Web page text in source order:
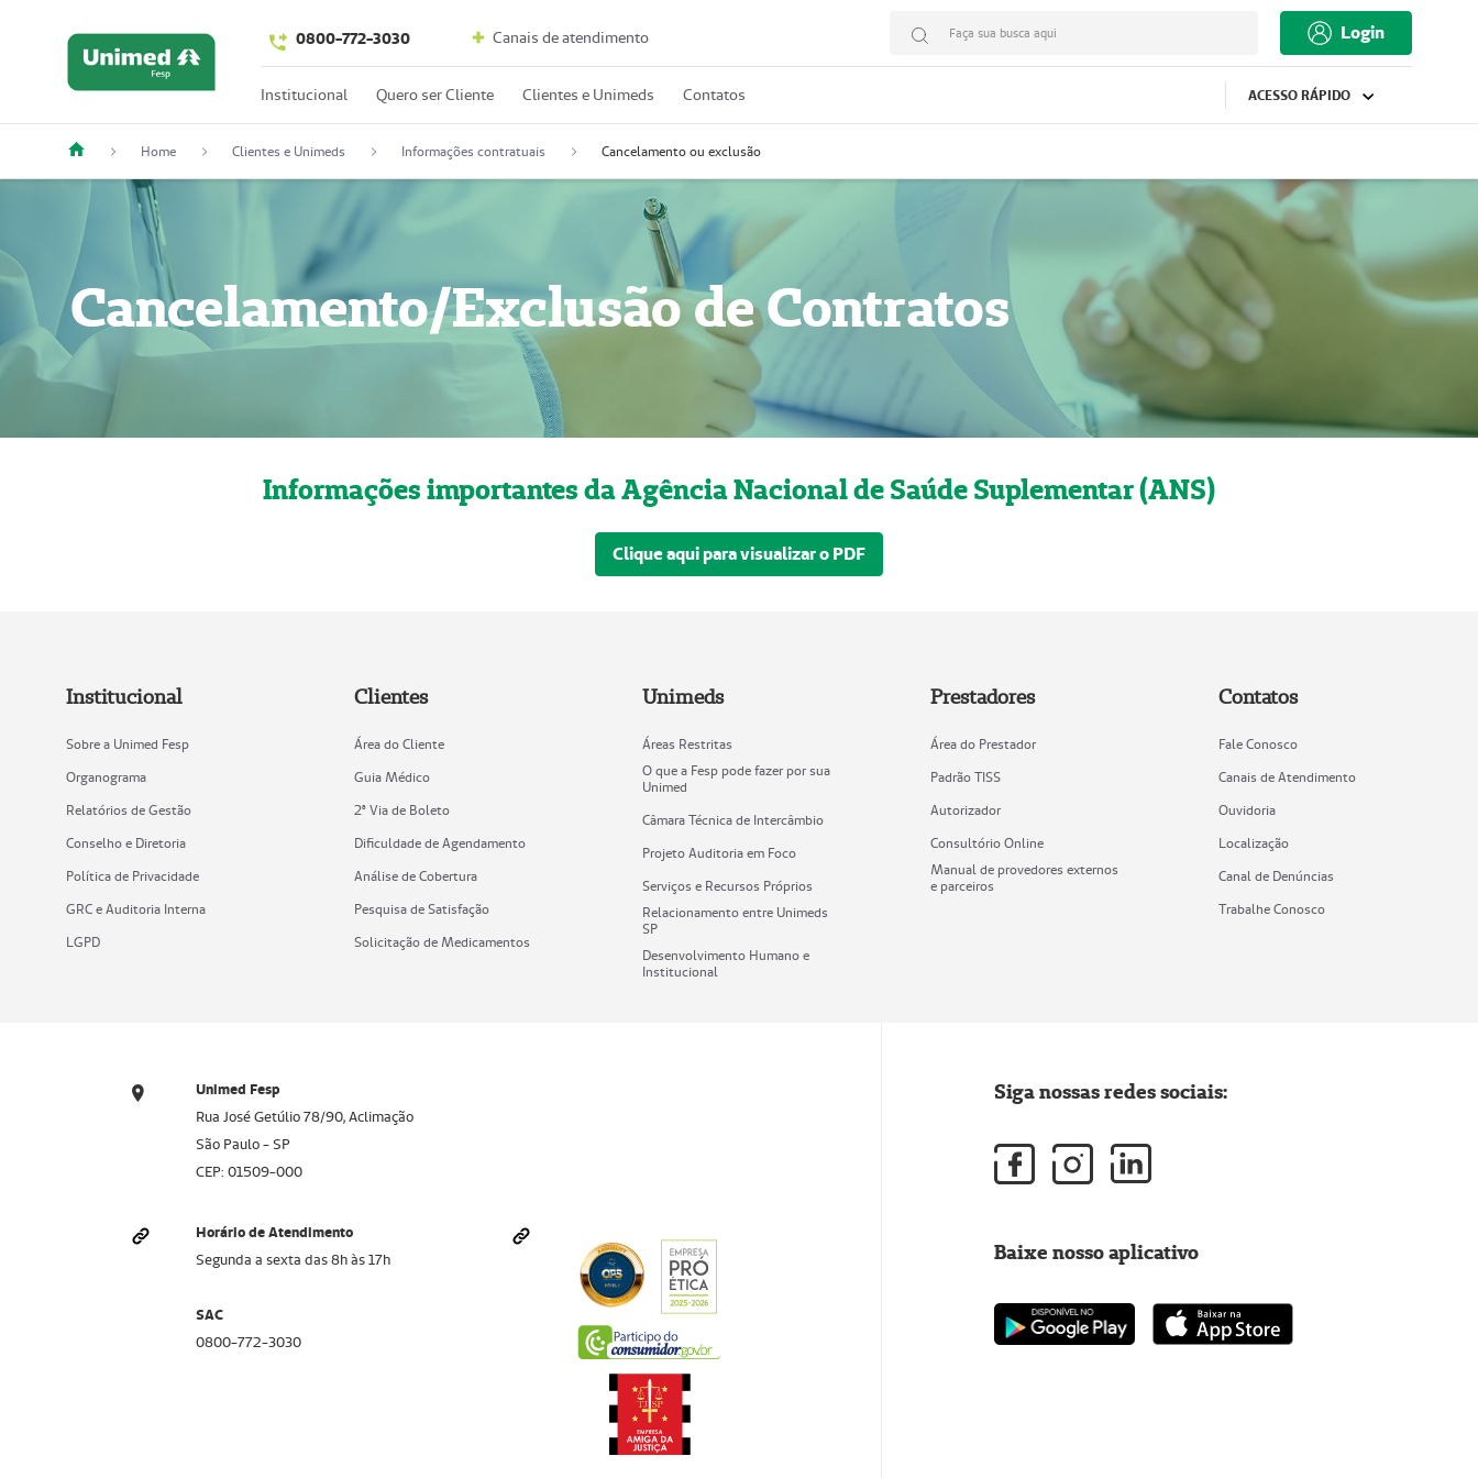
0800-772-3030 Canais de atendimento Faça sua busca aqui Login
Institucional Quero ser Cliente Clientes e Unimeds Contatos ACESSO RÁPIDO
Home Clientes e Unimeds Informações contratuais Cancelamento ou exclusão
Cancelamento/Exclusão de Contratos
Informações importantes da Agência Nacional de Saúde Suplementar (ANS)
Clique aqui para visualizar o PDF
Institucional
Sobre a Unimed Fesp
Organograma
Relatórios de Gestão
Conselho e Diretoria
Política de Privacidade
GRC e Auditoria Interna
LGPD
Clientes
Área do Cliente
Guia Médico
2ª Via de Boleto
Dificuldade de Agendamento
Análise de Cobertura
Pesquisa de Satisfação
Solicitação de Medicamentos
Unimeds
Áreas Restritas
O que a Fesp pode fazer por sua
Unimed
Câmara Técnica de Intercâmbio
Projeto Auditoria em Foco
Serviços e Recursos Próprios
Relacionamento entre Unimeds
SP
Desenvolvimento Humano e
Institucional
Prestadores
Área do Prestador
Padrão TISS
Autorizador
Consultório Online
Manual de provedores externos
e parceiros
Contatos
Fale Conosco
Canais de Atendimento
Ouvidoria
Localização
Canal de Denúncias
Trabalhe Conosco
Unimed Fesp
Rua José Getúlio 78/90, Aclimação
São Paulo - SP
CEP: 01509-000
Horário de Atendimento
Segunda a sexta das 8h às 17h
SAC
0800-772-3030
Siga nossas redes sociais:
Baixe nosso aplicativo